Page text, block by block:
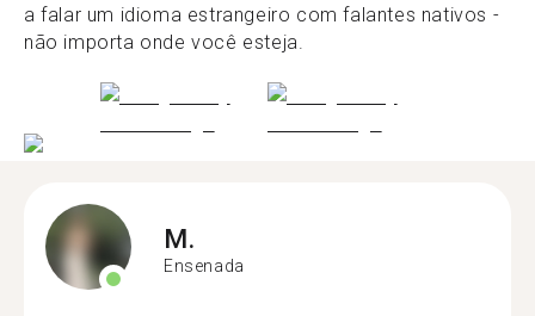
a falar um idioma estrangeiro com falantes nativos -
não importa onde você esteja.
M.
Ensenada